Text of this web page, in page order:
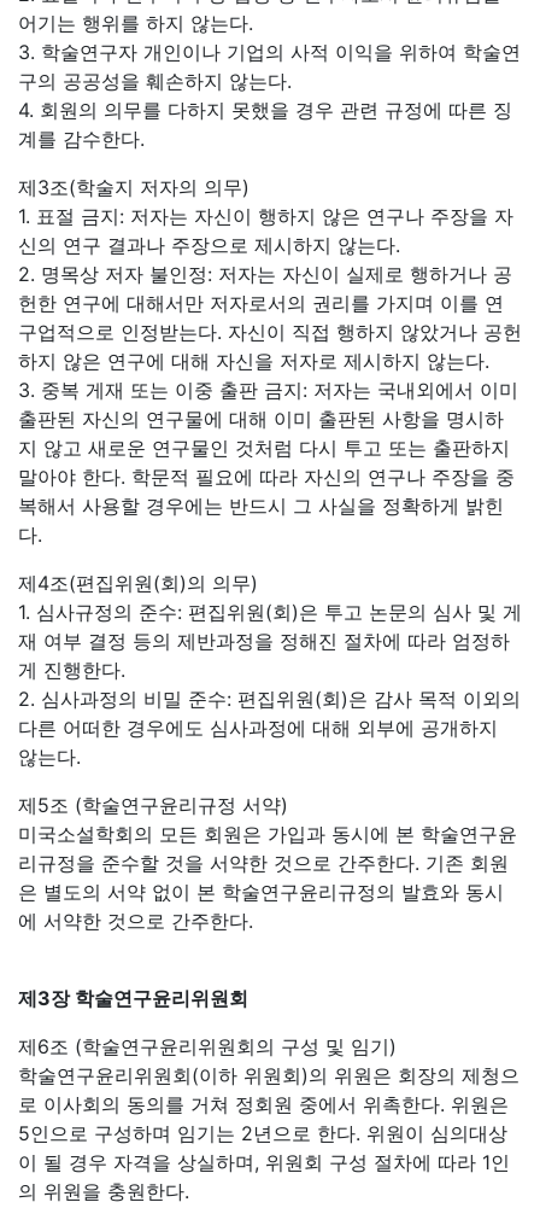
어기는 행위를 하지 않는다.
3. 학술연구자 개인이나 기업의 사적 이익을 위하여 학술연
구의 공공성을 훼손하지 않는다.
4. 회원의 의무를 다하지 못했을 경우 관련 규정에 따른 징
계를 감수한다.
제3조(학술지 저자의 의무)
1. 표절 금지: 저자는 자신이 행하지 않은 연구나 주장을 자
신의 연구 결과나 주장으로 제시하지 않는다.
2. 명목상 저자 불인정: 저자는 자신이 실제로 행하거나 공
헌한 연구에 대해서만 저자로서의 권리를 가지며 이를 연
구업적으로 인정받는다. 자신이 직접 행하지 않았거나 공헌
하지 않은 연구에 대해 자신을 저자로 제시하지 않는다.
3. 중복 게재 또는 이중 출판 금지: 저자는 국내외에서 이미
출판된 자신의 연구물에 대해 이미 출판된 사항을 명시하
지 않고 새로운 연구물인 것처럼 다시 투고 또는 출판하지
말아야 한다. 학문적 필요에 따라 자신의 연구나 주장을 중
복해서 사용할 경우에는 반드시 그 사실을 정확하게 밝힌
다.
제4조(편집위원(회)의 의무)
1. 심사규정의 준수: 편집위원(회)은 투고 논문의 심사 및 게
재 여부 결정 등의 제반과정을 정해진 절차에 따라 엄정하
게 진행한다.
2. 심사과정의 비밀 준수: 편집위원(회)은 감사 목적 이외의
다른 어떠한 경우에도 심사과정에 대해 외부에 공개하지
않는다.
제5조 (학술연구윤리규정 서약)
미국소설학회의 모든 회원은 가입과 동시에 본 학술연구윤
리규정을 준수할 것을 서약한 것으로 간주한다. 기존 회원
은 별도의 서약 없이 본 학술연구윤리규정의 발효와 동시
에 서약한 것으로 간주한다.
제3장 학술연구윤리위원회
제6조 (학술연구윤리위원회의 구성 및 임기)
학술연구윤리위원회(이하 위원회)의 위원은 회장의 제청으
로 이사회의 동의를 거쳐 정회원 중에서 위촉한다. 위원은
5인으로 구성하며 임기는 2년으로 한다. 위원이 심의대상
이 될 경우 자격을 상실하며, 위원회 구성 절차에 따라 1인
의 위원을 충원한다.